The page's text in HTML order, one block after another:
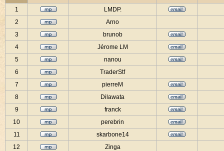
1
LMDP.
2
Arno
3
brunob
4
Jérome LM
5
nanou
6
TraderStf
7
pierreM
8
Dilawata
9
franck
10
perebrin
11
skarbone14
12
Zinga